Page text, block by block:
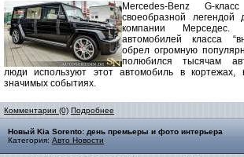
Mercedes-Benz G-
своеобразной легендой
компании
автомобилей класса
обрел огромную
полюбился тысячам
люди используют этот автомобиль в кортежах,
значимых событиях.
Комментарии (0) Подробнее
Новый Kia Sorento: день премьеры и фото интерьера
Категория: Авто Новости